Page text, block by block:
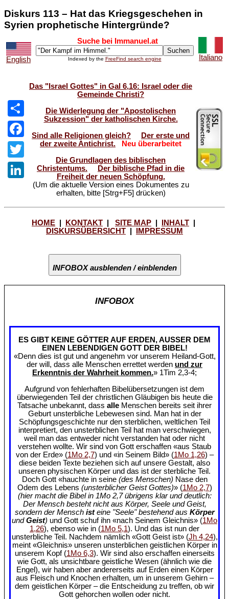
Diskurs 113 – Hat das Kriegsgeschehen in
Syrien prophetische Hintergründe?
English
Suche bei Immanuel.at
Indexed by the FreeFind search engine Italiano
Share
Facebook
Twitter
LinkedIn
Das "Israel Gottes" in Gal 6,16: Israel oder die
Gemeinde Christi?
Die Widerlegung der "Apostolischen
Sukzession" der katholischen Kirche.
Sind alle Religionen gleich?
Der erste und
der zweite Antichrist.
Neu überarbeitet
Die Grundlagen des biblischen
Christentums.
Der biblische Pfad in die
Freiheit der neuen Schöpfung.
(Um die aktuelle Version eines Dokumentes zu
erhalten, bitte [Strg+F5] drücken)
HOME KONTAKT SITE MAP INHALT
DISKURSÜBERSICHT
IMPRESSUM
INFOBOX ausblenden / einblenden
INFOBOX
ES GIBT KEINE GÖTTER AUF ERDEN, AUSSER DEM
EINEN LEBENDIGEN GOTT DER BIBEL!
«Denn dies ist gut und angenehm vor unserem Heiland-Gott,
der will, dass alle Menschen errettet werden und zur
Erkenntnis der Wahrheit kommen.» 1Tim 2,3-4;
Aufgrund von fehlerhaften Bibelübersetzungen ist dem
überwiegenden Teil der christlichen Gläubigen bis heute die
Tatsache unbekannt, dass alle Menschen bereits seit ihrer
Geburt unsterbliche Lebewesen sind. Man hat in der
Schöpfungsgeschichte nur den sterblichen, weltlichen Teil
interpretiert, den unsterblichen Teil hat man verschwiegen,
weil man das entweder nicht verstanden hat oder nicht
verstehen wollte. Wir sind von Gott erschaffen «aus Staub
von der Erde» (1Mo 2,7) und «in Seinem Bild» (1Mo 1,26) –
diese beiden Texte beziehen sich auf unsere Gestalt, also
unseren physischen Körper und das ist der sterbliche Teil.
Doch Gott «hauchte in seine (des Menschen) Nase den
Odem des Lebens (unsterblicher Geist Gottes)» (1Mo 2,7)
(hier macht die Bibel in 1Mo 2,7 übrigens klar und deutlich:
Der Mensch besteht nicht aus Körper, Seele und Geist,
sondern der Mensch isteine "Seele" bestehend aus Körper
undGeist) und Gott schuf ihn «nach Seinem Gleichnis» (1Mo
1,26), ebenso wie in (1Mo 5,1). Und das ist nun der
unsterbliche Teil. Nachdem nämlich «Gott Geist ist» (Jh 4,24),
meint «Gleichnis» unseren unsterblichen geistlichen Körper in
unserem Kopf (1Mo 6,3). Wir sind also erschaffen einerseits
wie Gott, als unsichtbare geistliche Wesen (ähnlich wie die
Engel), wir haben aber andererseits auf Erden einen Körper
aus Fleisch und Knochen erhalten, um in unserem Gehirn –
dem geistlichen Körper – die Entscheidung zu treffen, ob wir
Gott gehorchen wollen oder nicht.